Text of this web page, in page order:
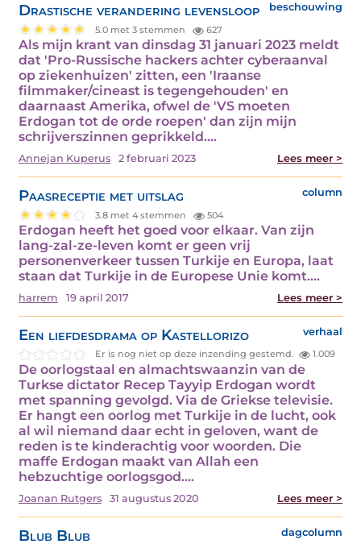
Drastische verandering levensloop beschouwing
5.0 met 3 stemmen 627
Als mijn krant van dinsdag 31 januari 2023 meldt
dat 'Pro-Russische hackers achter cyberaanval
op ziekenhuizen' zitten, een 'Iraanse
filmmaker/cineast is tegengehouden' en
daarnaast Amerika, ofwel de 'VS moeten
Erdogan tot de orde roepen' dan zijn mijn
schrijverszinnen geprikkeld.…
Annejan Kuperus 2 februari 2023 Lees meer >
Paasreceptie met uitslag column
3.8 met 4 stemmen 504
Erdogan heeft het goed voor elkaar. Van zijn
lang-zal-ze-leven komt er geen vrij
personenverkeer tussen Turkije en Europa, laat
staan dat Turkije in de Europese Unie komt.…
harrem 19 april 2017 Lees meer >
Een liefdesdrama op Kastellorizo verhaal
Er is nog niet op deze inzending gestemd. 1.009
De oorlogstaal en almachtswaanzin van de
Turkse dictator Recep Tayyip Erdogan wordt
met spanning gevolgd. Via de Griekse televisie.
Er hangt een oorlog met Turkije in de lucht, ook
al wil niemand daar echt in geloven, want de
reden is te kinderachtig voor woorden. Die
maffe Erdogan maakt van Allah een
hebzuchtige oorlogsgod.…
Joanan Rutgers 31 augustus 2020 Lees meer >
Blub Blub dagcolumn